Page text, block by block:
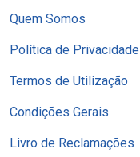
Quem Somos
Política de Privacidade
Termos de Utilização
Condições Gerais
Livro de Reclamações